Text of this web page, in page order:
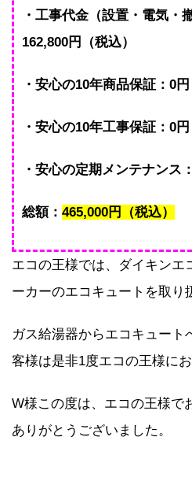
・工事代金（設置・電気・
162,800円（税込）
・安心の10年商品保証：0円
・安心の10年工事保証：0円
・安心の定期メンテナンス
総額： 465,000円（税込）
エコの王様では、ダイキンエ
ーカーのエコキュートを取り
ガス給湯器からエコキュート
客様は是非1度エコの王様に
W様この度は、エコの王様で
ありがとうございました。